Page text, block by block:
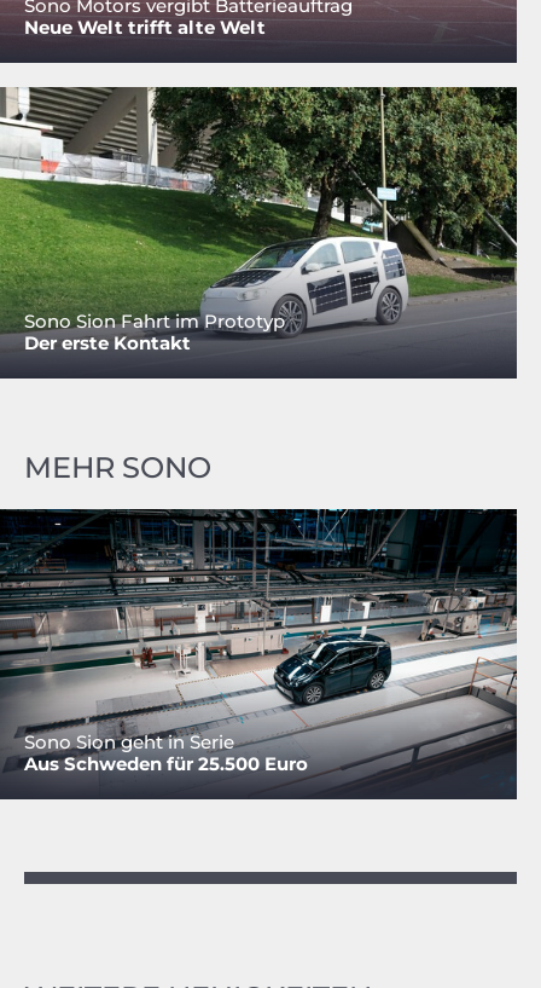
Sono Motors vergibt Batterieauftrag
Neue Welt trifft alte Welt
Sono Sion Fahrt im Prototyp
Der erste Kontakt
MEHR SONO
Sono Sion geht in Serie
Aus Schweden für 25.500 Euro